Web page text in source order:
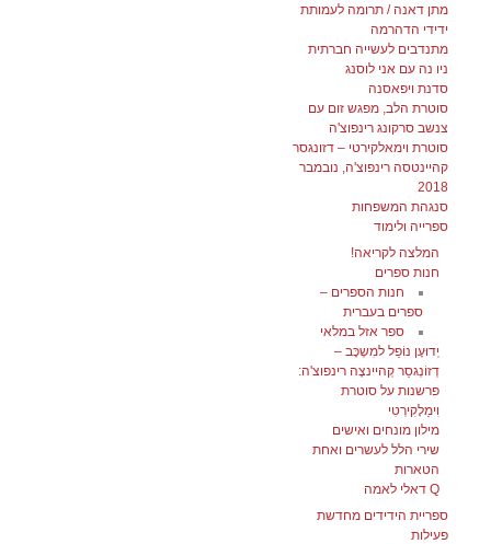
מתן דאנה / תרומה לעמותת
ידידי הדהרמה
מתנדבים לעשייה חברתית
ניו נה עם אני לוסנג
סדנת ויפאסנה
סוטרת הלב, מפגש זום עם
צנשב סרקונג רינפוצ'ה
סוטרת וימאלקירטי – דזונגסר
קהיינטסה רינפוצ'ה, נובמבר
2018
סנגהת המשפחות
ספרייה ולימוד
המלצה לקריאה!
חנות ספרים
חנות הספרים –
ספרים בעברית
ספר אזל במלאי
יְדוּעָן נוֹפֵל למִשְכָּב –
דְזוֹנְגסַר קְהיינצֶה רינפוצ'ה:
פרשנות על סוטרת
וִימַלָקִירְטִי
מילון מונחים ואישים
שירי הלל לעשרים ואחת
הטארות
Q דאלי לאמה
ספריית הידידים מחדשת
פעילות